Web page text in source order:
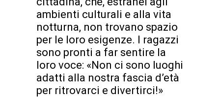
ambienti culturali e alla vita
notturna, non trovano spazio
per le loro esigenze. I ragazzi
sono pronti a far sentire la
loro voce: «Non ci sono luoghi
adatti alla nostra fascia d’età
per ritrovarci e divertirci!»